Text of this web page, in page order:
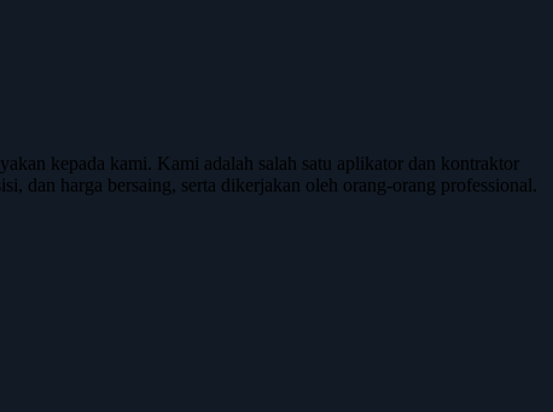
kepada kami. Kami adalah salah satu aplikator dan kontraktor
dan harga bersaing, serta dikerjakan oleh orang-orang professional.